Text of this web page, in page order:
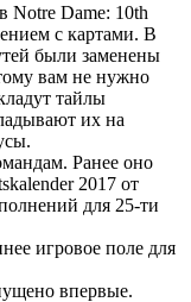
Notre Dame: 10th
с картами. В
были заменены
вам не нужно
тайлы
их на
Ранее оно
2017 от
для 25-ти
игровое поле для
впервые.